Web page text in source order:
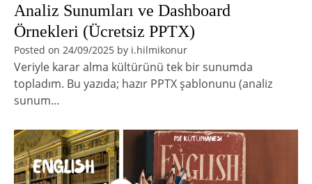
Analiz Sunumları ve Dashboard
Örnekleri (Ücretsiz PPTX)
Posted on 24/09/2025 by i.hilmikonur
Veriyle karar alma kültürünü tek bir sunumda
topladım. Bu yazıda; hazır PPTX şablonunu (analiz
sunum…